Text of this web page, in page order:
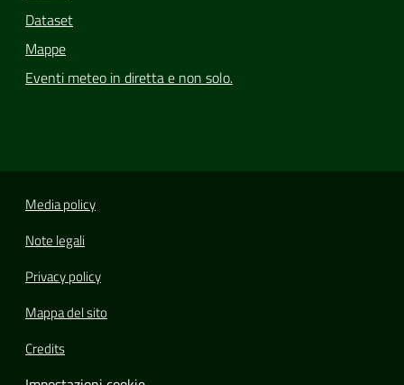
Dataset
Mappe
Eventi meteo in diretta e non solo.
Media policy
Note legali
Privacy policy
Mappa del sito
Credits